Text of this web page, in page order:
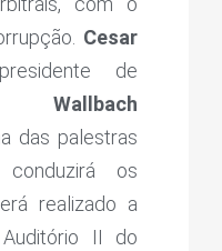
Cesar
de
Wallbach
das palestras
os
realizado a
II do